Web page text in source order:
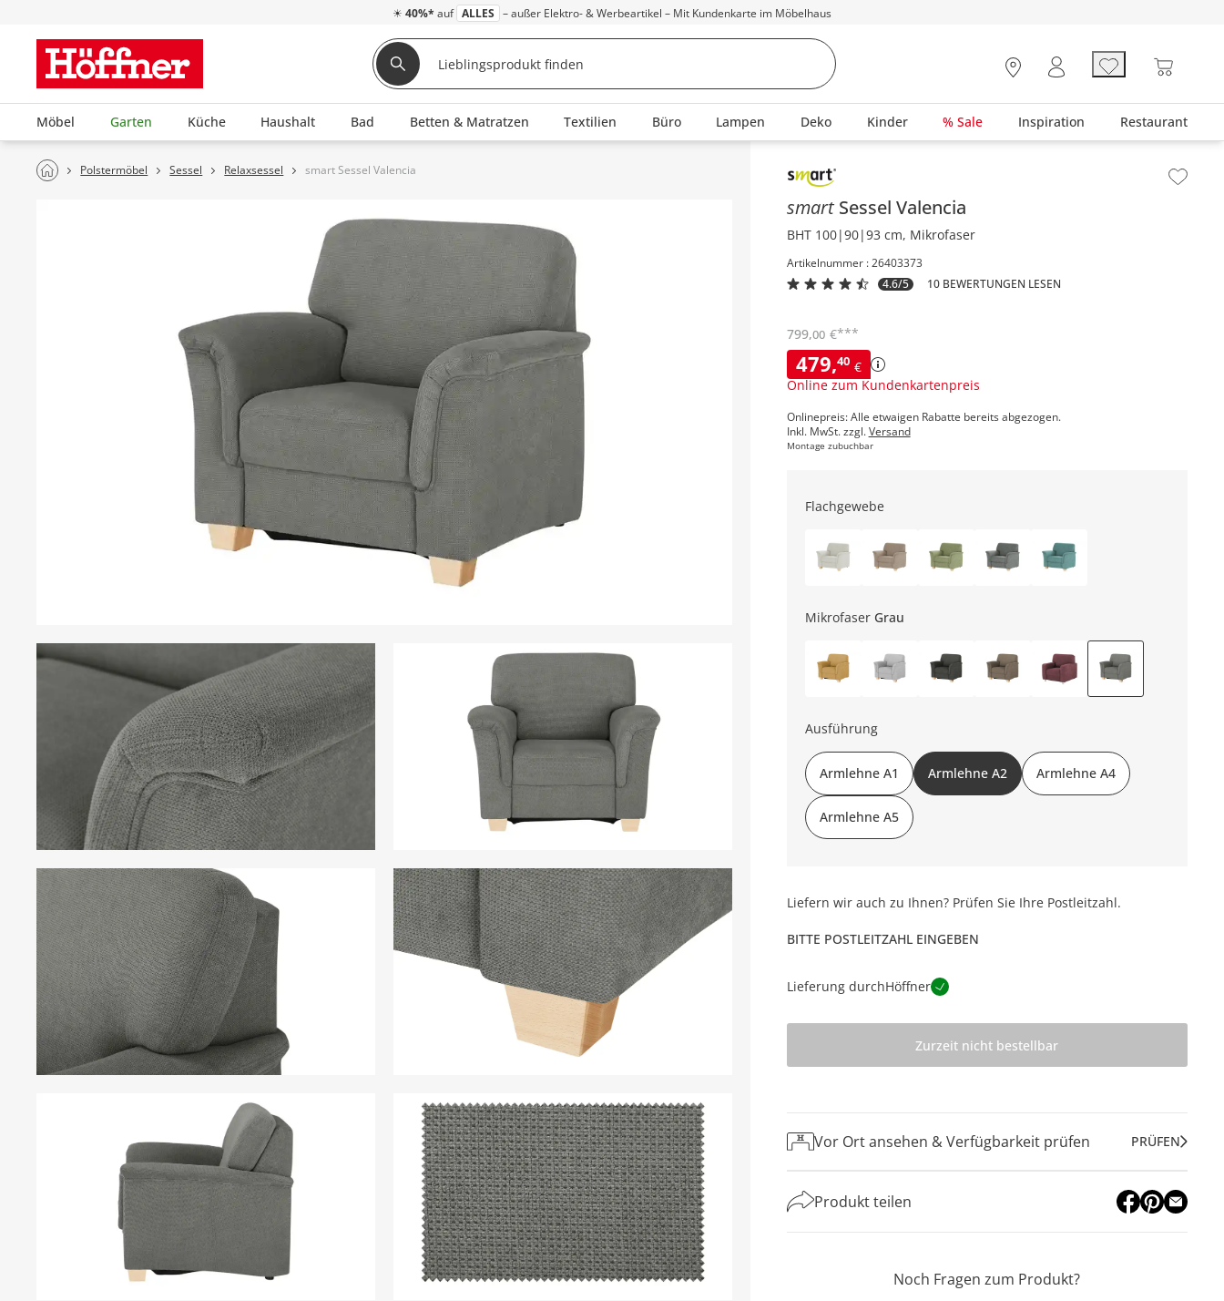
☀ 40%* auf ALLES – außer Elektro- & Werbeartikel – Mit Kundenkarte im Möbelhaus
Möbel Garten Küche Haushalt Bad Betten & Matratzen Textilien Büro Lampen Deko Kinder % Sale Inspiration Restaurant
Polstermöbel Sessel Relaxsessel smart Sessel Valencia Inhalt der Seitenleiste überspringen - Zum Seitenende
smart Sessel Valencia
BHT 100|90|93 cm, Mikrofaser
Artikelnummer : 26403373
4.6/5
10 BEWERTUNGEN LESEN
479,40 €
Online zum Kundenkartenpreis
799,00 €***
Onlinepreis: Alle etwaigen Rabatte bereits abgezogen.
Inkl. MwSt. zzgl.Versand
Montage zubuchbar
Flachgewebe
Mikrofaser Grau
Ausführung
Armlehne A1 Armlehne A2 Armlehne A4
Armlehne A5
Liefern wir auch zu Ihnen? Prüfen Sie Ihre Postleitzahl.
BITTE POSTLEITZAHL EINGEBEN
Lieferung durchHöffner
Zurzeit nicht bestellbar
Vor Ort ansehen & Verfügbarkeit prüfen PRÜFEN
Produkt teilen
Noch Fragen zum Produkt?